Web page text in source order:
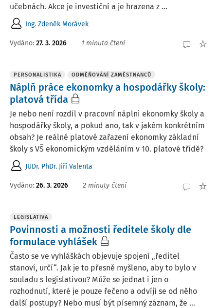
učebnách. Akce je investiční a je hrazena z ...
Ing. Zdeněk Morávek
Vydáno: 27. 3. 2026 1 minuta čtení
PERSONALISTIKA ODMĚŇOVÁNÍ ZAMĚSTNANCŮ
Náplň práce ekonomky a hospodářky školy:
platová třída
Je nebo není rozdíl v pracovní náplni ekonomky školy a
hospodářky školy, a pokud ano, tak v jakém konkrétním
obsah? Je reálné platové zařazení ekonomky základní
školy s VŠ ekonomickým vzděláním v 10. platové třídě?
JUDr. PhDr. Jiří Valenta
Vydáno: 26. 3. 2026 2 minuty čtení
LEGISLATIVA
Povinnosti a možnosti ředitele školy dle
formulace vyhlášek
Často se ve vyhláškách objevuje spojení „ředitel
stanoví, určí“. Jak je to přesně myšleno, aby to bylo v
souladu s legislativou? Může se jednat i jen o
rozhodnutí, které je pouze řečeno a odvíjí se od něho
další postupy? Nebo musí být písemný záznam, že ...